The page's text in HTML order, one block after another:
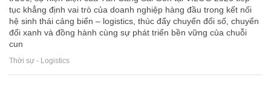
tục khẳng định vai trò của doanh nghiệp hàng đầu trong kết nối
hệ sinh thái cảng biển – logistics, thúc đẩy chuyển đổi số, chuyển
đổi xanh và đồng hành cùng sự phát triển bền vững của chuỗi
cun
Thời sự - Logistics